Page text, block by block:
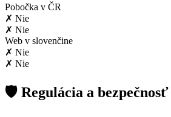
Pobočka v ČR
✗ Nie
✗ Nie
Web v slovenčine
✗ Nie
✗ Nie
🛡️ Regulácia a bezpečnosť